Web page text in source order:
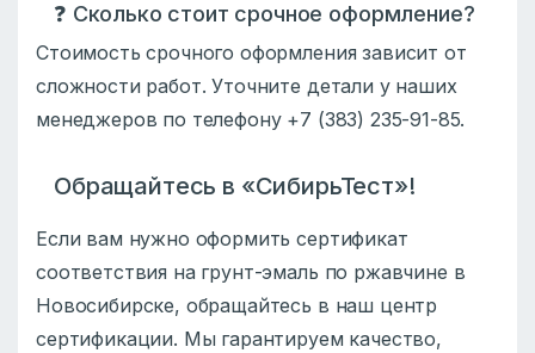
❓ Сколько стоит срочное оформление?
Стоимость срочного оформления зависит от
сложности работ. Уточните детали у наших
менеджеров по телефону +7 (383) 235-91-85.
Обращайтесь в «СибирьТест»!
Если вам нужно оформить сертификат
соответствия на грунт-эмаль по ржавчине в
Новосибирске, обращайтесь в наш центр
сертификации. Мы гарантируем качество,